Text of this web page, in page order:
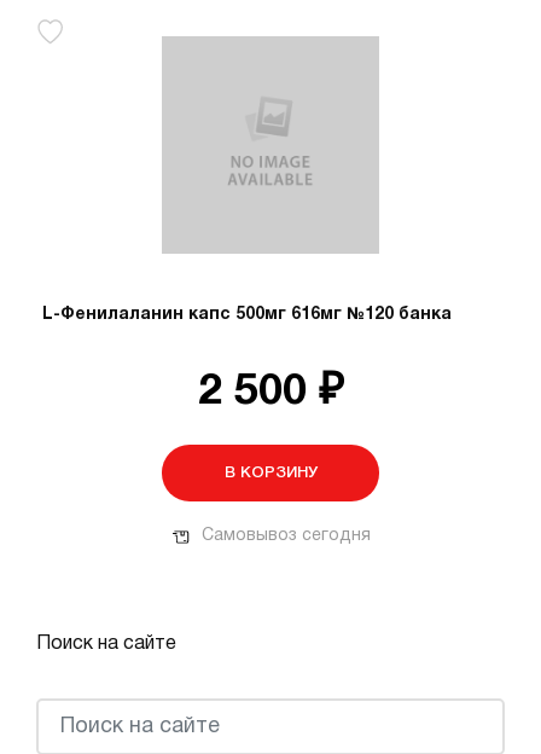
L-Фенилаланин капс 500мг 616мг №120 банка
2 500 ₽
В КОРЗИНУ
Самовывоз сегодня
Поиск на сайте